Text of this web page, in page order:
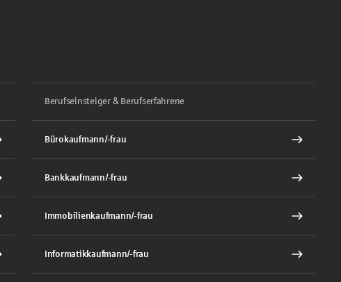
Berufseinsteiger & Berufserfahrene
Bürokaufmann/-frau
Bankkaufmann/-frau
Immobilienkaufmann/-frau
Informatikkaufmann/-frau